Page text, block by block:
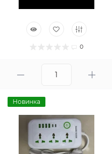
0
Новинка